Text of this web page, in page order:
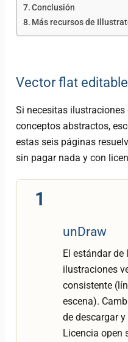
Conclusión
Más recursos de
Vector flat
Si necesitas ilustraciones
conceptos abstractos,
estas seis páginas
sin pagar nada y con
1
unDraw
El estándar
ilustraciones
consistente
escena).
de descargar y
Licencia open